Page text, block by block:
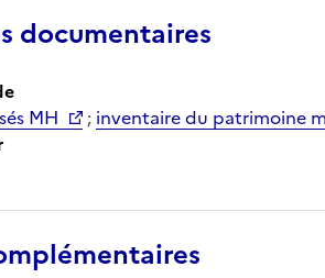
documentaires
MH
; inventaire du patrimoine